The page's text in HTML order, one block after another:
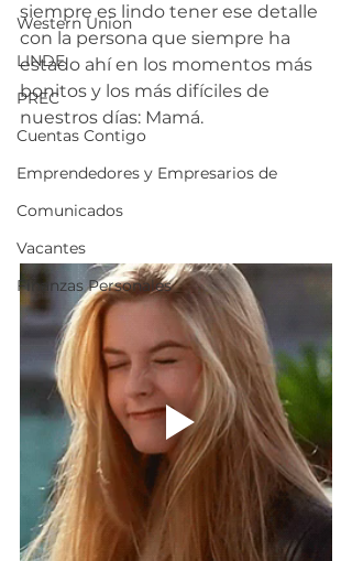
Western Union
LINDE
PREC
Cuentas Contigo
Emprendedores y Empresarios de
Comunicados
Vacantes
Finanzas Personales
siempre es lindo tener ese detalle
con la persona que siempre ha
estado ahí en los momentos más
bonitos y los más difíciles de
nuestros días: Mamá.